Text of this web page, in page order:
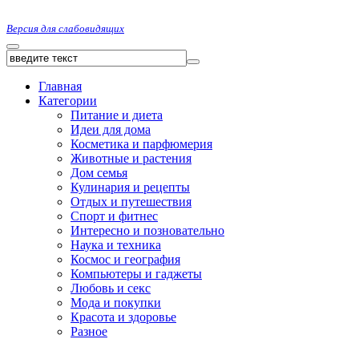
Версия для слабовидящих
Главная
Категории
Питание и диета
Идеи для дома
Косметика и парфюмерия
Животные и растения
Дом семья
Кулинария и рецепты
Отдых и путешествия
Спорт и фитнес
Интересно и позновательно
Наука и техника
Космос и география
Компьютеры и гаджеты
Любовь и секс
Мода и покупки
Красота и здоровье
Разное